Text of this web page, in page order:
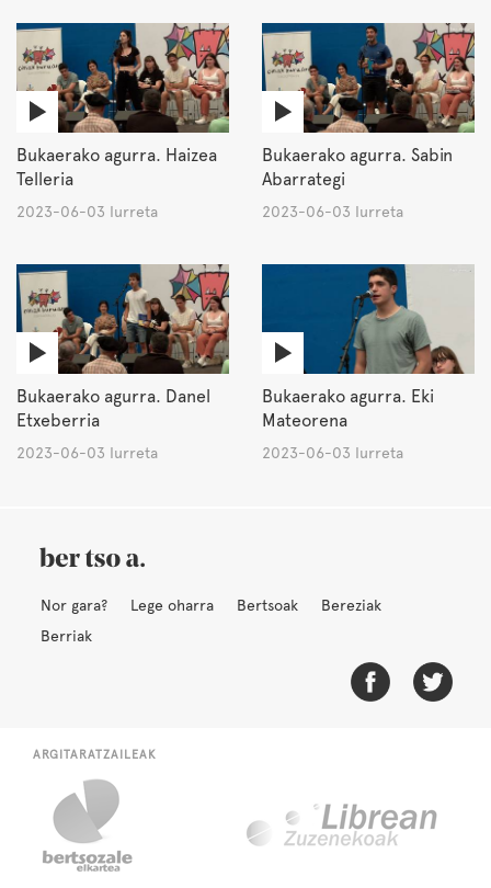
Bukaerako agurra. Haizea
Telleria
2023-06-03 Iurreta
Bukaerako agurra. Sabin
Abarrategi
2023-06-03 Iurreta
Bukaerako agurra. Danel
Etxeberria
2023-06-03 Iurreta
Bukaerako agurra. Eki
Mateorena
2023-06-03 Iurreta
Nor gara? Lege oharra Bertsoak
Bereziak
Berriak
ARGITARATZAILEAK